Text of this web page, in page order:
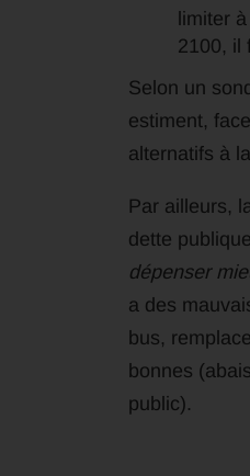
limiter
2100, il
Selon un
estiment,
alternatifs à
Par ailleurs,
dette
dépenser
a des
bus,
bonnes
public).